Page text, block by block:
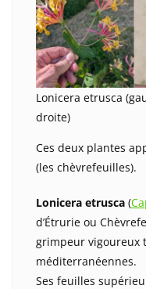
Lonicera etrusca
droite)
Ces deux plantes
(les chèvrefeuilles).
Lonicera etrusca (
d’Étrurie ou
grimpeur vigoureux
méditerranéennes.
Ses feuilles